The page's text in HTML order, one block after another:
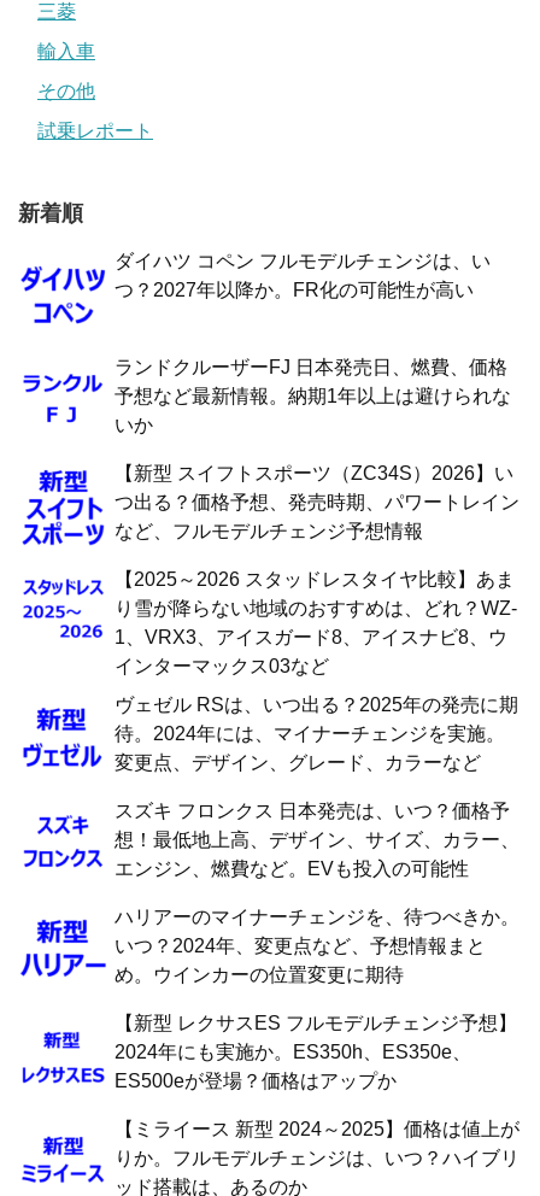
三菱
輸入車
その他
試乗レポート
新着順
ダイハツ コペン フルモデルチェンジは、い
つ？2027年以降か。FR化の可能性が高い
ランドクルーザーFJ 日本発売日、燃費、価格
予想など最新情報。納期1年以上は避けられな
いか
【新型 スイフトスポーツ（ZC34S）2026】い
つ出る？価格予想、発売時期、パワートレイン
など、フルモデルチェンジ予想情報
【2025～2026 スタッドレスタイヤ比較】あま
り雪が降らない地域のおすすめは、どれ？WZ-
1、VRX3、アイスガード8、アイスナビ8、ウ
インターマックス03など
ヴェゼル RSは、いつ出る？2025年の発売に期
待。2024年には、マイナーチェンジを実施。
変更点、デザイン、グレード、カラーなど
スズキ フロンクス 日本発売は、いつ？価格予
想！最低地上高、デザイン、サイズ、カラー、
エンジン、燃費など。EVも投入の可能性
ハリアーのマイナーチェンジを、待つべきか。
いつ？2024年、変更点など、予想情報まと
め。ウインカーの位置変更に期待
【新型 レクサスES フルモデルチェンジ予想】
2024年にも実施か。ES350h、ES350e、
ES500eが登場？価格はアップか
【ミライース 新型 2024～2025】価格は値上が
りか。フルモデルチェンジは、いつ？ハイブリ
ッド搭載は、あるのか